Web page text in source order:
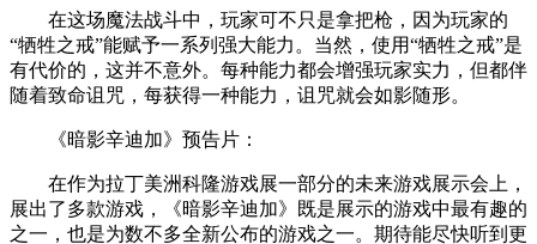
在这场魔法战斗中，玩家可不只是拿把枪，因为玩家的
“牺牲之戒”能赋予一系列强大能力。当然，使用“牺牲之戒”是
有代价的，这并不意外。每种能力都会增强玩家实力，但都伴
随着致命诅咒，每获得一种能力，诅咒就会如影随形。
《暗影辛迪加》预告片：
在作为拉丁美洲科隆游戏展一部分的未来游戏展示会上，
展出了多款游戏，《暗影辛迪加》既是展示的游戏中最有趣的
之一，也是为数不多全新公布的游戏之一。期待能尽快听到更